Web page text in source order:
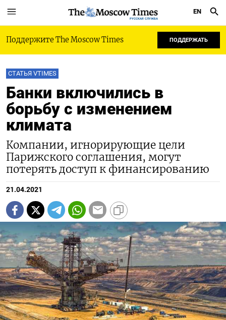
РУССКАЯ СЛУЖБА
EN
Поддержите The Moscow Times ПОДДЕРЖАТЬ
СТАТЬЯ VTIMES
Банки включились в
борьбу с изменением
климата
Компании, игнорирующие цели
Парижского соглашения, могут
потерять доступ к финансированию
21.04.2021